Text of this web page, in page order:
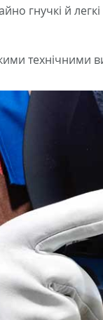
гнучкі й
технічними